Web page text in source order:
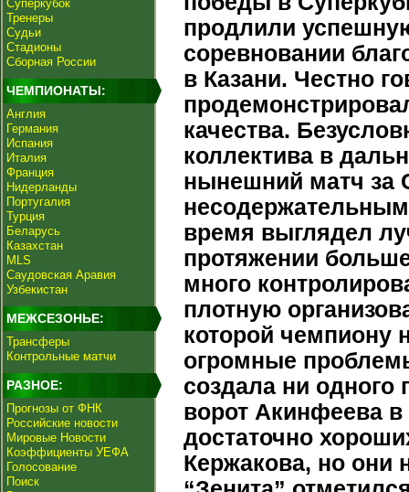
Суперкубок
Тренеры
Судьи
Стадионы
Сборная России
ЧЕМПИОНАТЫ:
Англия
Германия
Испания
Италия
Франция
Нидерланды
Португалия
Турция
Беларусь
Казахстан
MLS
Саудовская Аравия
Узбекистан
МЕЖСЕЗОНЬЕ:
Трансферы
Контрольные матчи
РАЗНОЕ:
Прогнозы от ФНК
Российские новости
Мировые Новости
Коэффициенты УЕФА
Голосование
Поиск
продлили
соревновании
в Казани. Честно
качества.
коллектива в
нынешний матч за
время выглядел
протяжении
много
плотную
которой чемпиону
огромные
создала ни одного
ворот Акинфеева
достаточно
Кержакова, но они